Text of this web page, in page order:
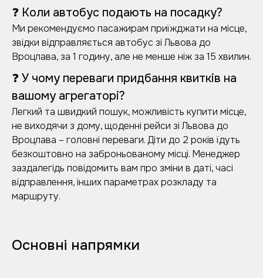
❓ Коли автобус подають на посадку?
Ми рекомендуємо пасажирам приїжджати на місце,
звідки відправляється автобус зі Львова до
Вроцлава, за 1 годину, але не менше ніж за 15 хвилин.
❓ У чому переваги придбання квитків на
вашому агрегаторі?
Легкий та швидкий пошук, можливість купити місце,
не виходячи з дому, щоденні рейси зі Львова до
Вроцлава – головні переваги. Діти до 2 років їдуть
безкоштовно на заброньованому місці. Менеджер
заздалегідь повідомить вам про зміни в даті, часі
відправлення, інших параметрах розкладу та
маршруту.
Основні напрямки